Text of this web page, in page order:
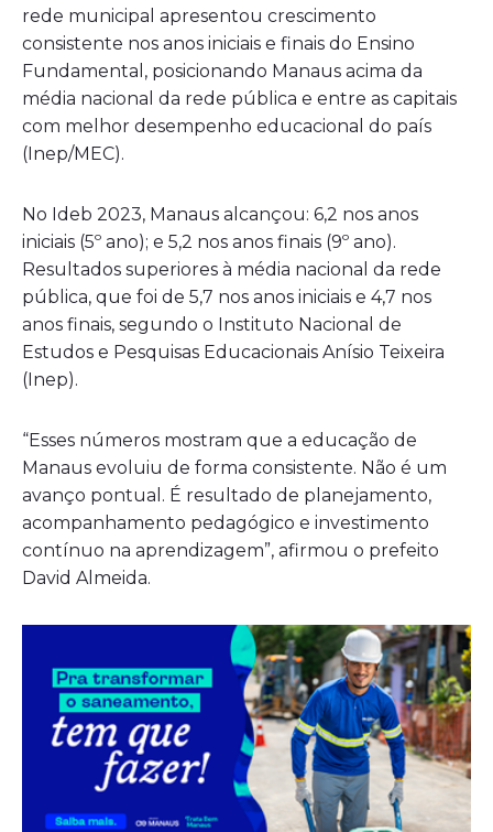
rede municipal apresentou crescimento
consistente nos anos iniciais e finais do Ensino
Fundamental, posicionando Manaus acima da
média nacional da rede pública e entre as capitais
com melhor desempenho educacional do país
(Inep/MEC).
No Ideb 2023, Manaus alcançou: 6,2 nos anos
iniciais (5º ano); e 5,2 nos anos finais (9º ano).
Resultados superiores à média nacional da rede
pública, que foi de 5,7 nos anos iniciais e 4,7 nos
anos finais, segundo o Instituto Nacional de
Estudos e Pesquisas Educacionais Anísio Teixeira
(Inep).
“Esses números mostram que a educação de
Manaus evoluiu de forma consistente. Não é um
avanço pontual. É resultado de planejamento,
acompanhamento pedagógico e investimento
contínuo na aprendizagem”, afirmou o prefeito
David Almeida.